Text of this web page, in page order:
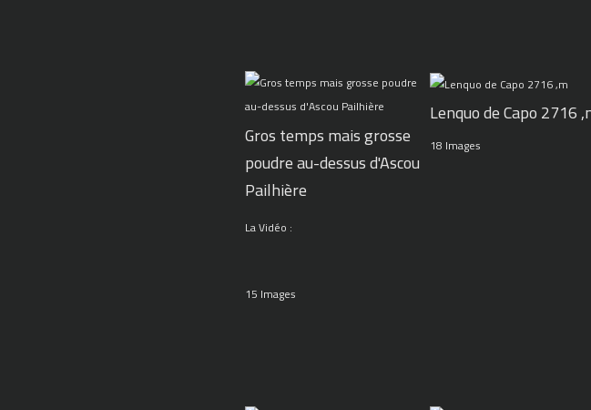
Gros temps mais grosse
poudre au-dessus d'Ascou
Pailhière
La Vidéo :
15 Images
Lenquo de Capo 2716
18 Images